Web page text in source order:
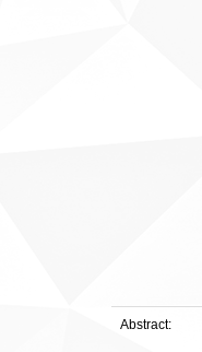
Abstract: